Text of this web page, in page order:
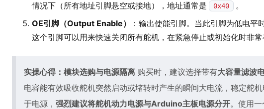
情况下（所有地址引脚悬空或接地），地址通常是
0x40
。
OE引脚（Output Enable）
：输出使能引脚。当此引脚为低电平
这个引脚可以用来快速关闭所有舵机，在紧急停止或初始化时非
实操心得：模块选购与电源隔离 购买时，建议选择带有大容量滤波
电容能有效吸收舵机突然启动或堵转时产生的瞬间大电流，稳定舵
于电源， 强烈建议将舵机动力电源与Arduino主板电源分开。使用